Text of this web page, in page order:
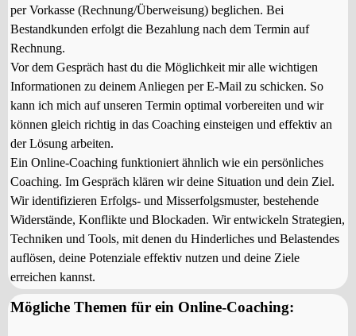
per Vorkasse (Rechnung/Überweisung) beglichen. Bei
Bestandkunden erfolgt die Bezahlung nach dem Termin auf
Rechnung.
Vor dem Gespräch hast du die Möglichkeit mir alle wichtigen
Informationen zu deinem Anliegen per E-Mail zu schicken. So
kann ich mich auf unseren Termin optimal vorbereiten und wir
können gleich richtig in das Coaching einsteigen und effektiv an
der Lösung arbeiten.
Ein Online-Coaching funktioniert ähnlich wie ein persönliches
Coaching. Im Gespräch klären wir deine Situation und dein Ziel.
Wir identifizieren Erfolgs- und Misserfolgsmuster, bestehende
Widerstände, Konflikte und Blockaden. Wir entwickeln Strategien,
Techniken und Tools, mit denen du Hinderliches und Belastendes
auflösen, deine Potenziale effektiv nutzen und deine Ziele
erreichen kannst.
Mögliche Themen für ein Online-Coaching: